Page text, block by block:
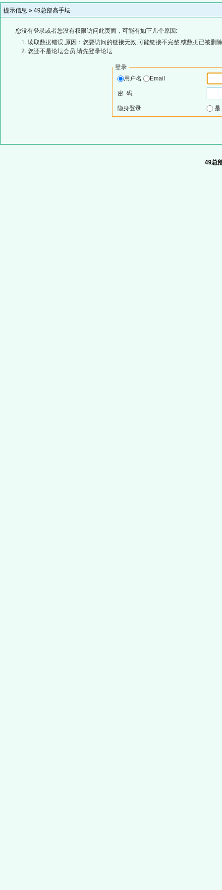
提示信息 » 49总部高手坛
您没有登录或者您没有权限访问此页面，可能有如下几个原因:
读取数据错误,原因：您要访问的链接无效,可能链接不完整,或数据已被删
您还不是论坛会员,请先登录论坛
登录
用户名
Email
密 码
隐身登录
49总